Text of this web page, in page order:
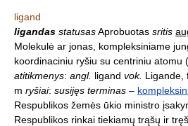
ligand
ligandas statusasAprobuotas sritis
Molekulė ar jonas, kompleksiniame
koordinaciniu ryšiu su centriniu atomu
atitikmenys: angl. ligand vok. Ligande,
m ryšiai: susijęs terminas –
Respublikos žemės ūkio ministro
Respublikos rinkai tiekiamų trąšų ir